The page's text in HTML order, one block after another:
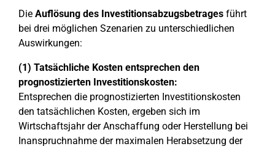
Die Auflösung des Investitionsabzugsbetrages führt
bei drei möglichen Szenarien zu unterschiedlichen
Auswirkungen:
(1) Tatsächliche Kosten entsprechen den
prognostizierten Investitionskosten:
Entsprechen die prognostizierten Investitionskosten
den tatsächlichen Kosten, ergeben sich im
Wirtschaftsjahr der Anschaffung oder Herstellung bei
Inanspruchnahme der maximalen Herabsetzung der